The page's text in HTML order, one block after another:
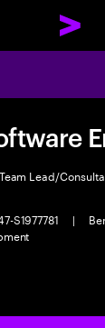
Lead/
S1977781
|
empleo